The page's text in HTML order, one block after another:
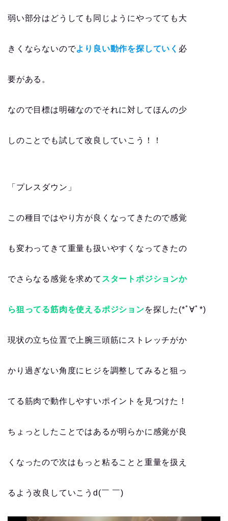
弱い部分はどうしても同じようにやってても大
きくならないのでより良い動作を探していく 必
要がある。
なので目標は明確なのでそれに対してほんの少
しのことでも試して改良していこう！！
「プレスダウン」
この種目ではやり方が良くなってきたので感覚
も変わってきて重量も扱いやすくなってきたの
でさらなる感覚を求めて スタートポジションか
ら狙ってる筋肉を使えるポジションを探した(*ﾟ∀ﾟ*)
現状の立ち位置で上腕三頭筋にストレッチがか
かり過ぎない角度にヒジを調整してみると狙っ
てる筋肉で動作しやすいポイントを見つけた！
ちょっとしたことではあるが明らかに感覚が良
くなったので次はもっと粘ることと重量を扱え
るよう改良していこうd(￣ ￣)